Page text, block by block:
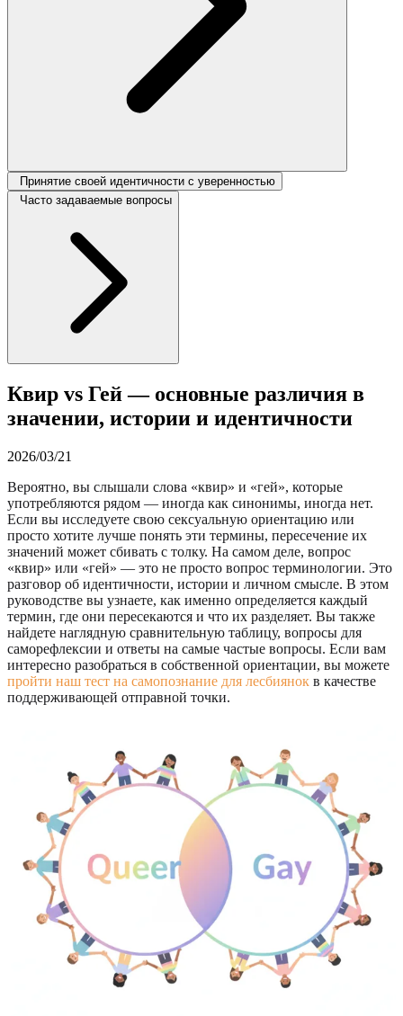
Принятие своей идентичности с уверенностью
Часто задаваемые вопросы
Квир vs Гей — основные различия в
значении, истории и идентичности
2026/03/21
Вероятно, вы слышали слова «квир» и «гей», которые
употребляются рядом — иногда как синонимы, иногда нет.
Если вы исследуете свою сексуальную ориентацию или
просто хотите лучше понять эти термины, пересечение их
значений может сбивать с толку. На самом деле, вопрос
«квир» или «гей» — это не просто вопрос терминологии. Это
разговор об идентичности, истории и личном смысле. В этом
руководстве вы узнаете, как именно определяется каждый
термин, где они пересекаются и что их разделяет. Вы также
найдете наглядную сравнительную таблицу, вопросы для
саморефлексии и ответы на самые частые вопросы. Если вам
интересно разобраться в собственной ориентации, вы можете
пройти наш тест на самопознание для лесбиянок в качестве
поддерживающей отправной точки.